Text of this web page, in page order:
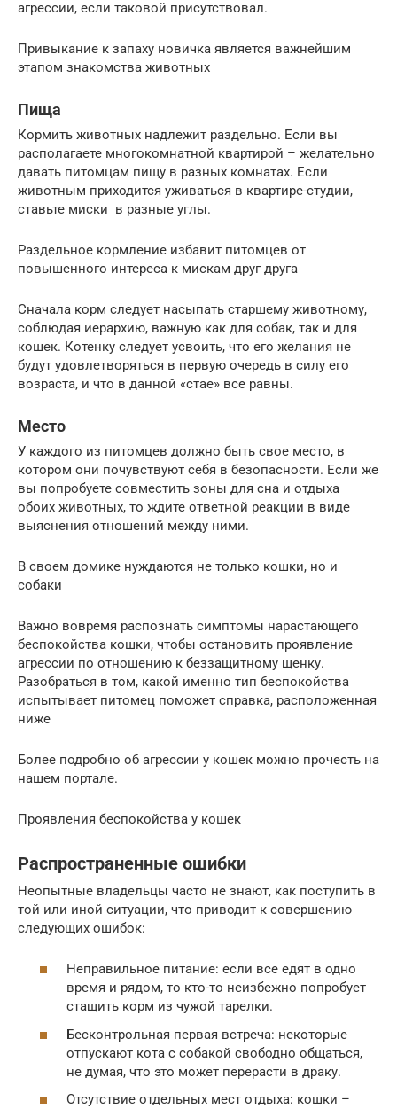
агрессии, если таковой присутствовал.
Привыкание к запаху новичка является важнейшим
этапом знакомства животных
Пища
Кормить животных надлежит раздельно. Если вы
располагаете многокомнатной квартирой – желательно
давать питомцам пищу в разных комнатах. Если
животным приходится уживаться в квартире-студии,
ставьте миски в разные углы.
Раздельное кормление избавит питомцев от
повышенного интереса к мискам друг друга
Сначала корм следует насыпать старшему животному,
соблюдая иерархию, важную как для собак, так и для
кошек. Котенку следует усвоить, что его желания не
будут удовлетворяться в первую очередь в силу его
возраста, и что в данной «стае» все равны.
Место
У каждого из питомцев должно быть свое место, в
котором они почувствуют себя в безопасности. Если же
вы попробуете совместить зоны для сна и отдыха
обоих животных, то ждите ответной реакции в виде
выяснения отношений между ними.
В своем домике нуждаются не только кошки, но и
собаки
Важно вовремя распознать симптомы нарастающего
беспокойства кошки, чтобы остановить проявление
агрессии по отношению к беззащитному щенку.
Разобраться в том, какой именно тип беспокойства
испытывает питомец поможет справка, расположенная
ниже
Более подробно об агрессии у кошек можно прочесть на
нашем портале.
Проявления беспокойства у кошек
Распространенные ошибки
Неопытные владельцы часто не знают, как поступить в
той или иной ситуации, что приводит к совершению
следующих ошибок:
Неправильное питание: если все едят в одно
время и рядом, то кто-то неизбежно попробует
стащить корм из чужой тарелки.
Бесконтрольная первая встреча: некоторые
отпускают кота с собакой свободно общаться,
не думая, что это может перерасти в драку.
Отсутствие отдельных мест отдыха: кошки –